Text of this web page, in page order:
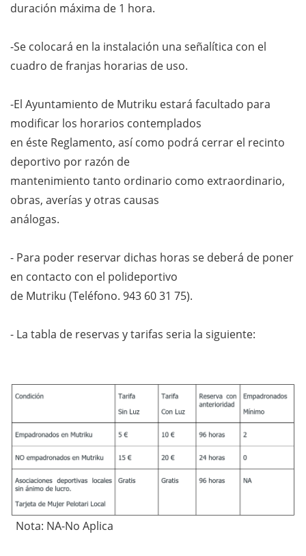
duración máxima de 1 hora.
-Se colocará en la instalación una señalítica con el
cuadro de franjas horarias de uso.
-El Ayuntamiento de Mutriku estará facultado para
modificar los horarios contemplados
en éste Reglamento, así como podrá cerrar el recinto
deportivo por razón de
mantenimiento tanto ordinario como extraordinario,
obras, averías y otras causas
análogas.
- Para poder reservar dichas horas se deberá de poner
en contacto con el polideportivo
de Mutriku (Teléfono. 943 60 31 75).
- La tabla de reservas y tarifas seria la siguiente:
Nota: NA-No Aplica